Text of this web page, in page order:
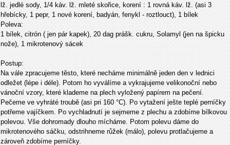
lž. jedlé sody, 1/4 káv. lž. mleté skořice, korení : 1 rovná káv. lž. (asi 3
hřebícky, 1 pepr, 1 nové korení, badyán, fenykl - roztlouct), 1 bílek
Poleva:
1 bílek, citrón ( jen pár kapek), 20 dag prášk. cukru, Solamyl (jen na špicku
nože), 1 mikrotenový sácek
Postup:
Na vále zpracujeme těsto, které necháme minimálně jeden den v lednici
odležet (lépe i déle). Potom ho vyválíme a vykrajujeme velikonoční nebo
vánoční vzory, které klademe na plech vyložený papírem na pečení.
Pečeme ve vyhráté troubě (asi pri 160 °C). Po vytažení ješte teplé perníčky
potřeme vajíčkem. Po vychladnutí je sejmeme z plechu a zdobíme bílkovou
polevou. Vše dohromady dlouho mícháme. Potom polevu dáme do
mikrotenového sáčku, odstrihneme růžek (málo), polevu protlačujeme a
zároveň zdobíme perníčky.